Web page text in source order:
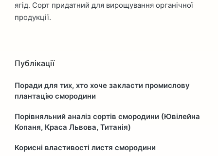
ягід. Сорт придатний для вирощування органічної
продукції.
Публікації
Поради для тих, хто хоче закласти промислову
плантацію смородини
Порівняльний аналіз сортів смородини (Ювілейна
Копаня, Краса Львова, Титанія)
Корисні властивості листя смородини